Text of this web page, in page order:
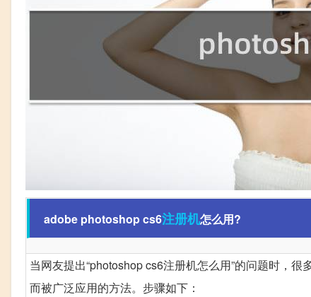
adobe photoshop cs6注册机怎么用?
当网友提出“photoshop cs6注册机怎么用”的问题时，
而被广泛应用的方法。步骤如下：